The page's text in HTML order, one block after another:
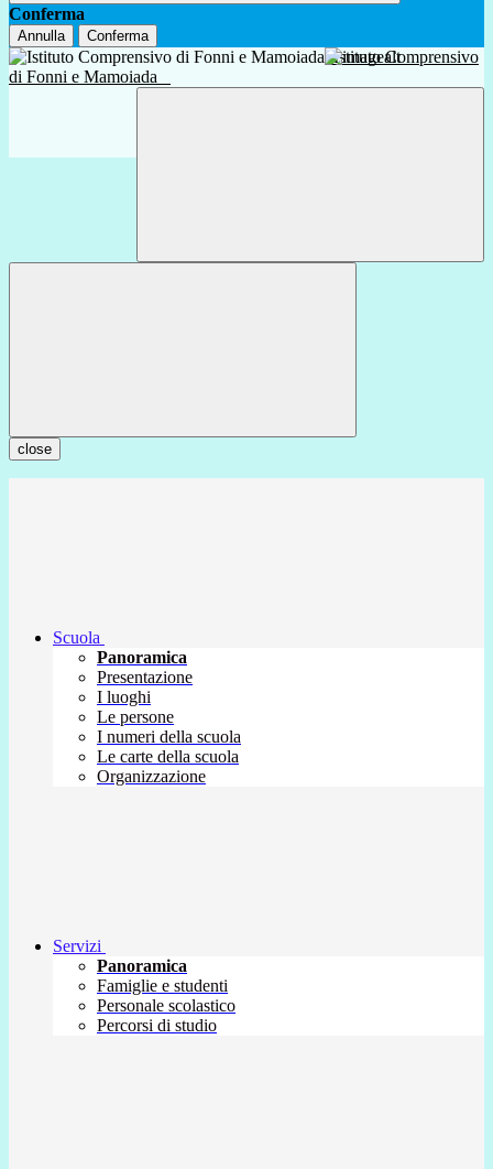
Conferma
Annulla Conferma
Istituto Comprensivo
di Fonni e Mamoiada
close
Scuola
Panoramica
Presentazione
I luoghi
Le persone
I numeri della scuola
Le carte della scuola
Organizzazione
Servizi
Panoramica
Famiglie e studenti
Personale scolastico
Percorsi di studio